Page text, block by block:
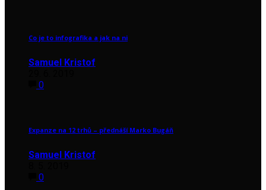
Co je to infografika a jak na ni
Samuel Kristof
0
Expanze na 12 trhů – přednáší Marko Bugáň
Samuel Kristof
0